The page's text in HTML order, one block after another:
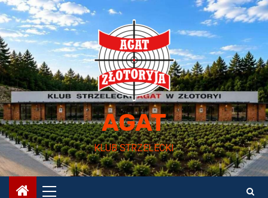
Przejdź
do
treści
AGAT
KLUB STRZELECKI
Menu